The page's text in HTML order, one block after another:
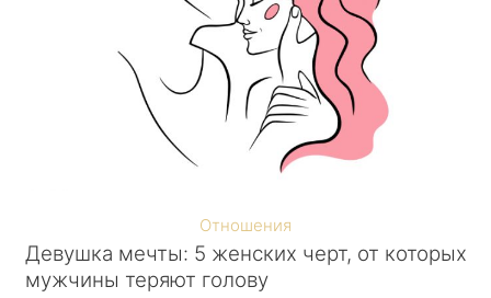
Отношения
Девушка мечты: 5 женских черт, от которых
мужчины теряют голову